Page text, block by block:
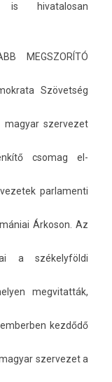
is hivatalosan
MEGSZORÍTÓ
Szövetség
magyar szer­vezet
csomag el­
par­lamen­ti
Árkoson. Az
a székelyföldi
meg­vitat­ták,
kezdődő
szer­vezet a